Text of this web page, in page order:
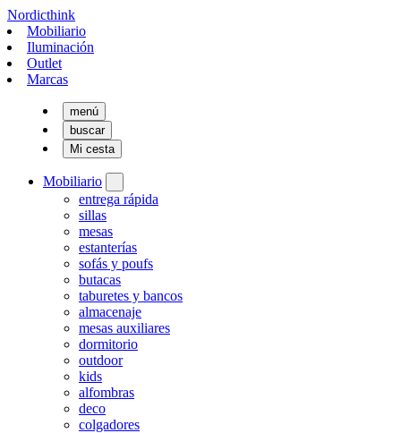
Nordicthink
Mobiliario
Iluminación
Outlet
Marcas
menú
buscar
Mi cesta
Mobiliario
entrega rápida
sillas
mesas
estanterías
sofás y poufs
butacas
taburetes y bancos
almacenaje
mesas auxiliares
dormitorio
outdoor
kids
alfombras
deco
colgadores